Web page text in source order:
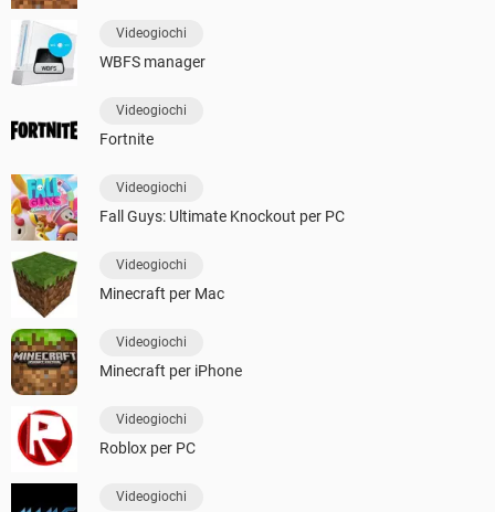
Videogiochi
WBFS manager
Videogiochi
Fortnite
Videogiochi
Fall Guys: Ultimate Knockout per PC
Videogiochi
Minecraft per Mac
Videogiochi
Minecraft per iPhone
Videogiochi
Roblox per PC
Videogiochi